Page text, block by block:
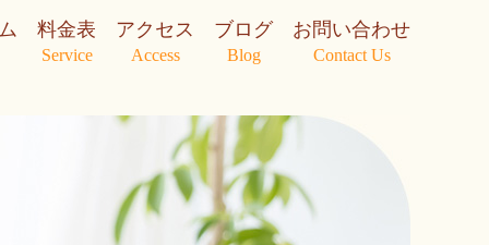
料金表
Service
アクセス
Access
ブログ
Blog
お問い合わせ
Contact Us